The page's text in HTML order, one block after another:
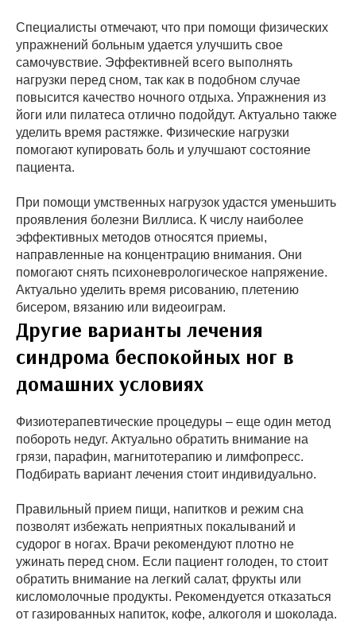
Специалисты отмечают, что при помощи физических
упражнений больным удается улучшить свое
самочувствие. Эффективней всего выполнять
нагрузки перед сном, так как в подобном случае
повысится качество ночного отдыха. Упражнения из
йоги или пилатеса отлично подойдут. Актуально также
уделить время растяжке. Физические нагрузки
помогают купировать боль и улучшают состояние
пациента.
При помощи умственных нагрузок удастся уменьшить
проявления болезни Виллиса. К числу наиболее
эффективных методов относятся приемы,
направленные на концентрацию внимания. Они
помогают снять психоневрологическое напряжение.
Актуально уделить время рисованию, плетению
бисером, вязанию или видеоиграм.
Другие варианты лечения
синдрома беспокойных ног в
домашних условиях
Физиотерапевтические процедуры – еще один метод
побороть недуг. Актуально обратить внимание на
грязи, парафин, магнитотерапию и лимфопресс.
Подбирать вариант лечения стоит индивидуально.
Правильный прием пищи, напитков и режим сна
позволят избежать неприятных покалываний и
судорог в ногах. Врачи рекомендуют плотно не
ужинать перед сном. Если пациент голоден, то стоит
обратить внимание на легкий салат, фрукты или
кисломолочные продукты. Рекомендуется отказаться
от газированных напиток, кофе, алкоголя и шоколада.